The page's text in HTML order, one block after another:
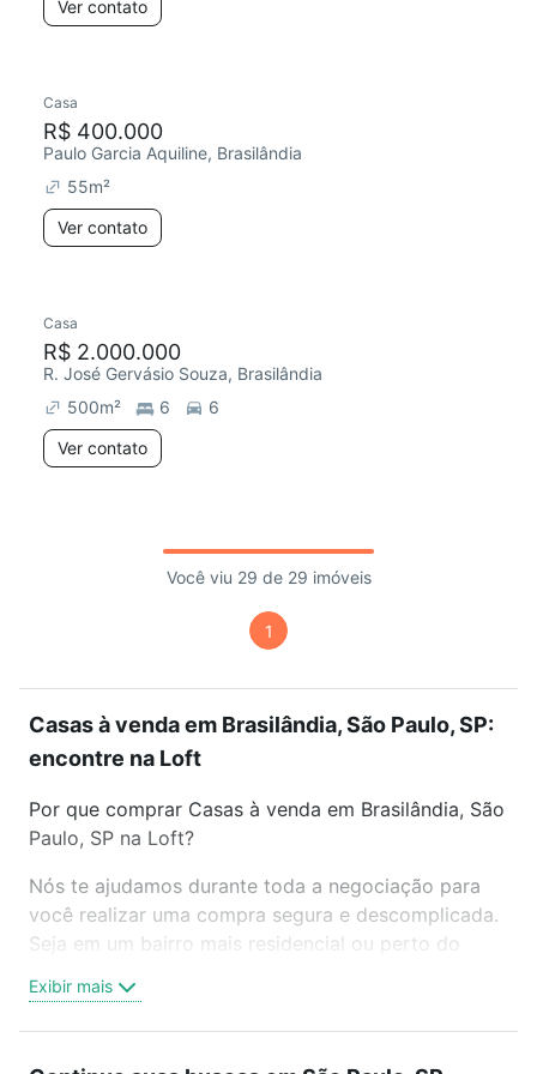
Ver contato
Casa
R$ 400.000
Paulo Garcia Aquiline, Brasilândia
55m²
Ver contato
Casa
R$ 2.000.000
R. José Gervásio Souza, Brasilândia
500m² 6
6
Ver contato
Você viu 29 de 29 imóveis
1
Casas à venda em Brasilândia, São Paulo, SP:
encontre na Loft
Por que comprar Casas à venda em Brasilândia, São
Paulo, SP na Loft?
Nós te ajudamos durante toda a negociação para
você realizar uma compra segura e descomplicada.
Seja em um bairro mais residencial ou perto do
oferta ideal de Casas à venda em Brasilândia, São
Paulo, SP para conquistar seu sonho. Agende uma
Exibir mais